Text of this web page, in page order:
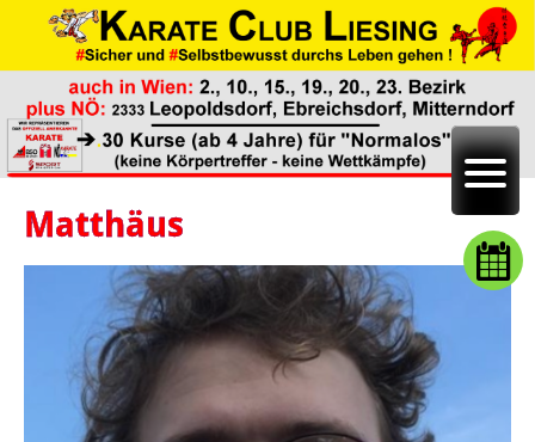
Matthäus